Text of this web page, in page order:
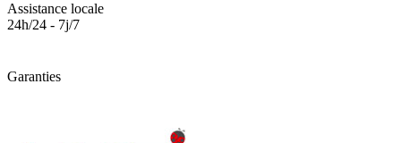
Assistance locale
24h/24 - 7j/7
Garanties